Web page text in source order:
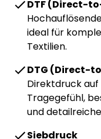
DTF (Direct-
ideal für
Textilien.
DTG (Direct-
Direktdruck
Tragegefühl,
und
Siebdruck